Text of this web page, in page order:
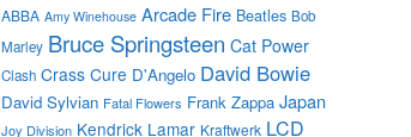
ABBA Amy Winehouse Arcade Fire Beatles Bob
Marley Bruce Springsteen Cat Power
Clash Crass Cure D'Angelo David Bowie
David Sylvian Fatal Flowers Frank Zappa Japan
Joy Division Kendrick Lamar Kraftwerk LCD